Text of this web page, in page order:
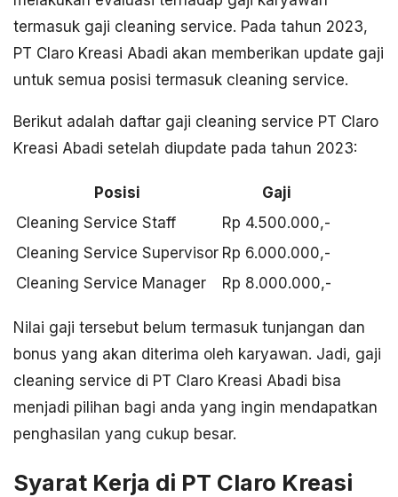
termasuk gaji cleaning service. Pada tahun 2023,
PT Claro Kreasi Abadi akan memberikan update gaji
untuk semua posisi termasuk cleaning service.
Berikut adalah daftar gaji cleaning service PT Claro
Kreasi Abadi setelah diupdate pada tahun 2023:
Posisi
Gaji
Cleaning Service Staff
Rp 4.500.000,-
Cleaning Service Supervisor Rp 6.000.000,-
Cleaning Service Manager
Rp 8.000.000,-
Nilai gaji tersebut belum termasuk tunjangan dan
bonus yang akan diterima oleh karyawan. Jadi, gaji
cleaning service di PT Claro Kreasi Abadi bisa
menjadi pilihan bagi anda yang ingin mendapatkan
penghasilan yang cukup besar.
Syarat Kerja di PT Claro Kreasi